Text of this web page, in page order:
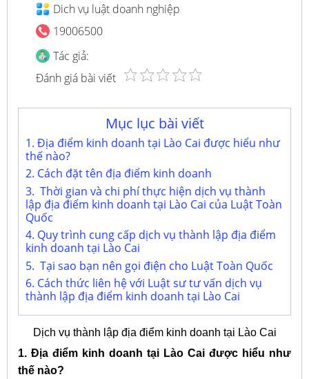
Dich vụ luật doanh nghiệp
19006500
Tác giả:
Đánh giá bài viết
Mục lục bài viết
1. Địa điểm kinh doanh tại Lào Cai được hiểu như
thế nào?
2. Cách đặt tên địa điểm kinh doanh
3. Thời gian và chi phí thực hiện dịch vụ thành
lập địa điểm kinh doanh tại Lào Cai của Luật Toàn
Quốc
4. Quy trình cung cấp dịch vụ thành lập địa điểm
kinh doanh tại Lào Cai
5. Tại sao bạn nên gọi điện cho Luật Toàn Quốc
6. Cách thức liên hệ với Luật sư tư vấn dịch vụ
thành lập địa điểm kinh doanh tại Lào Cai
Dịch vụ thành lập địa điểm kinh doanh tại Lào Cai
1. Địa điểm kinh doanh tại Lào Cai được hiểu như
thế nào?